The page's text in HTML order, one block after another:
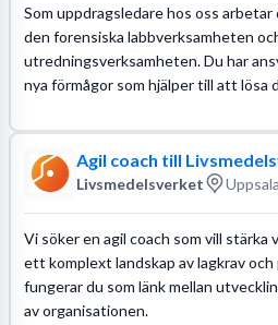
Som uppdragsledare hos oss arbetar
den forensiska labbverksamheten
utredningsverksamheten. Du har
nya förmågor som hjälper till att lösa
Agil coach till
Livsmedelsverket
Vi söker en agil coach som vill stärka
ett komplext landskap av lagkrav
fungerar du som länk mellan
av organisationen.